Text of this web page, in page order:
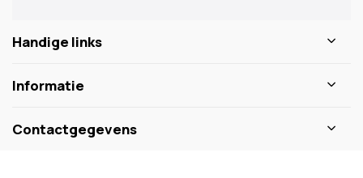
Handige links
Informatie
Contactgegevens